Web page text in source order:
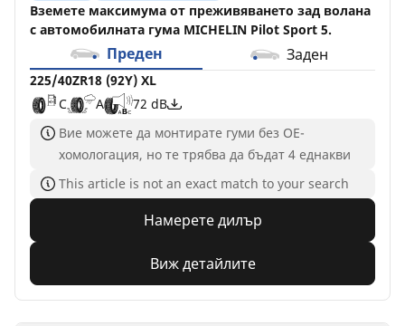
Вземете максимума от преживяването зад волана
с автомобилната гума MICHELIN Pilot Sport 5.
Преден Заден
225/40ZR18 (92Y) XL
C
A 72 dB
Вие можете да монтирате гуми без ОЕ-
хомологация, но те трябва да бъдат 4 еднакви
This article is not an exact match to your search
Намерете дилър
Виж детайлите